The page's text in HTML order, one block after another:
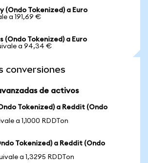
(Ondo Tokenized) a Euro
a 191,69 €
(Ondo Tokenized) a Euro
a 94,34 €
conversiones
de activos
Tokenized) a Reddit (Ondo
a 1,1000 RDDTon
Tokenized) a Reddit (Ondo
a 1,3295 RDDTon